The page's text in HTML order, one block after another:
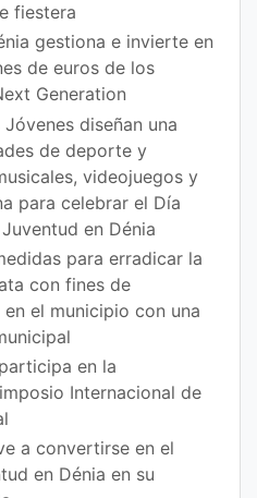
fiestera
gestiona e invierte en
de euros de los
Generation
diseñan una
de deporte y
videojuegos y
para celebrar el Día
en Dénia
para erradicar la
con fines de
el municipio con una
en la
Internacional de
a convertirse en el
en Dénia en su